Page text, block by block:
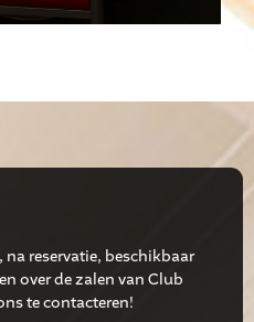
reservatie, beschikbaar
over de zalen van Club
te contacteren!